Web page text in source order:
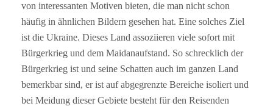
von interessanten Motiven bieten, die man nicht schon
häufig in ähnlichen Bildern gesehen hat. Eine solches Ziel
ist die Ukraine. Dieses Land assoziieren viele sofort mit
Bürgerkrieg und dem Maidanaufstand. So schrecklich der
Bürgerkrieg ist und seine Schatten auch im ganzen Land
bemerkbar sind, er ist auf abgegrenzte Bereiche isoliert und
bei Meidung dieser Gebiete besteht für den Reisenden